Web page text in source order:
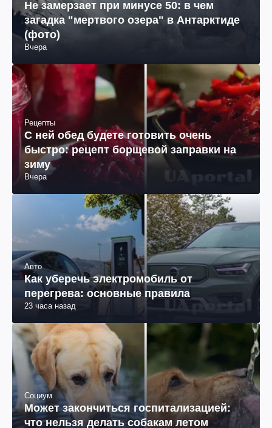
Не замерзает при минусе 50: в чем
загадка "мертвого озера" в Антарктиде
(фото)
Вчера
Рецепты
С ней обед будете готовить очень
быстро: рецепт борщевой заправки на
зиму
Вчера
Авто
Как уберечь электромобиль от
перегрева: основные правила
23 часа назад
Социум
Может закончиться госпитализацией:
что нельзя делать собакам летом